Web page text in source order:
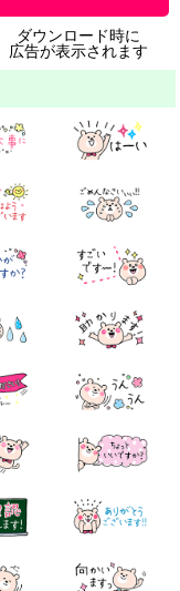
ダウンロード時に
広告が表示されます